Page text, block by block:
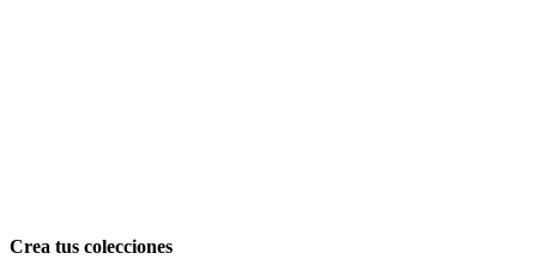
Crea tus colecciones